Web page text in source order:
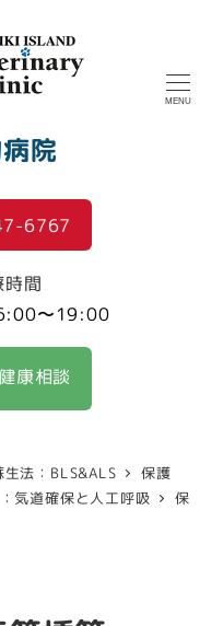
院
MENU
6767
間
〜19:00
康相談
法：BLS&ALS
保護
気道確保と人工呼吸
保